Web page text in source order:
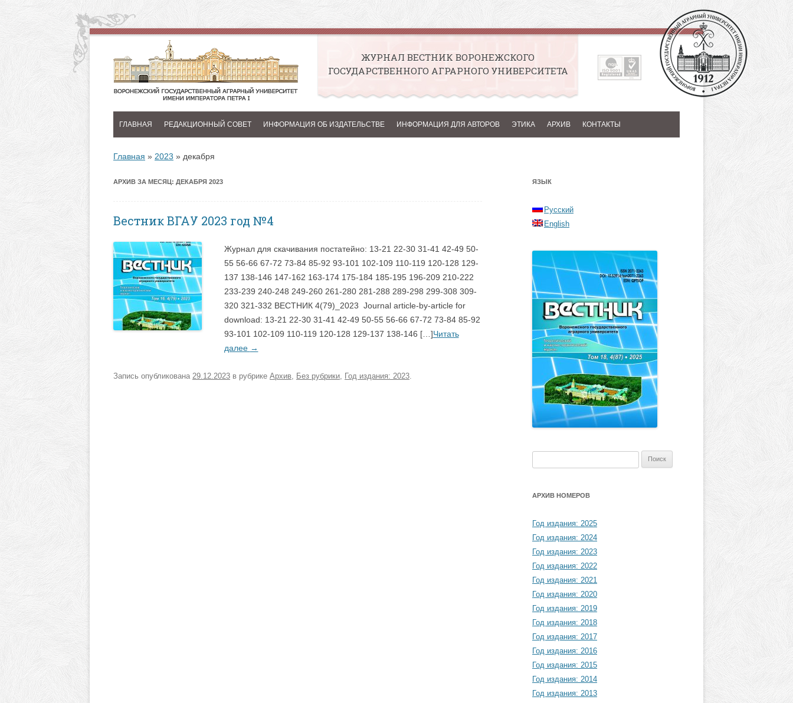
ЖУРНАЛ ВЕСТНИК ВОРОНЕЖСКОГО
ГОСУДАРСТВЕННОГО АГРАРНОГО УНИВЕРСИТЕТА
ГЛАВНАЯ РЕДАКЦИОННЫЙ СОВЕТ ИНФОРМАЦИЯ ОБ ИЗДАТЕЛЬСТВЕ ИНФОРМАЦИЯ ДЛЯ АВТОРОВ ЭТИКА АРХИВ КОНТАКТЫ
Главная » 2023 » декабря
АРХИВ ЗА МЕСЯЦ: ДЕКАБРЯ 2023
Вестник ВГАУ 2023 год №4
Журнал для скачивания постатейно: 13-21 22-30 31-41 42-49 50-
55 56-66 67-72 73-84 85-92 93-101 102-109 110-119 120-128 129-
137 138-146 147-162 163-174 175-184 185-195 196-209 210-222
233-239 240-248 249-260 261-280 281-288 289-298 299-308 309-
320 321-332 ВЕСТНИК 4(79)_2023 Journal article-by-article for
download: 13-21 22-30 31-41 42-49 50-55 56-66 67-72 73-84 85-92
93-101 102-109 110-119 120-128 129-137 138-146 […]Читать
далее →
Запись опубликована 29.12.2023 в рубрике Архив Без рубрики Год издания: 2023
ЯЗЫК
Русский
English
АРХИВ НОМЕРОВ
Год издания: 2025
Год издания: 2024
Год издания: 2023
Год издания: 2022
Год издания: 2021
Год издания: 2020
Год издания: 2019
Год издания: 2018
Год издания: 2017
Год издания: 2016
Год издания: 2015
Год издания: 2014
Год издания: 2013